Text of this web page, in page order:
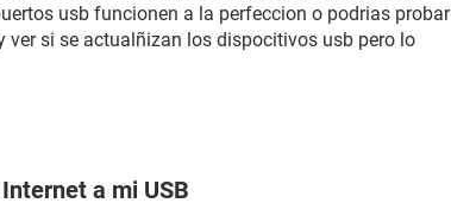
usb funcionen a la perfeccion o podrias probar
ver si se actualñizan los dispocitivos usb pero lo
a mi USB